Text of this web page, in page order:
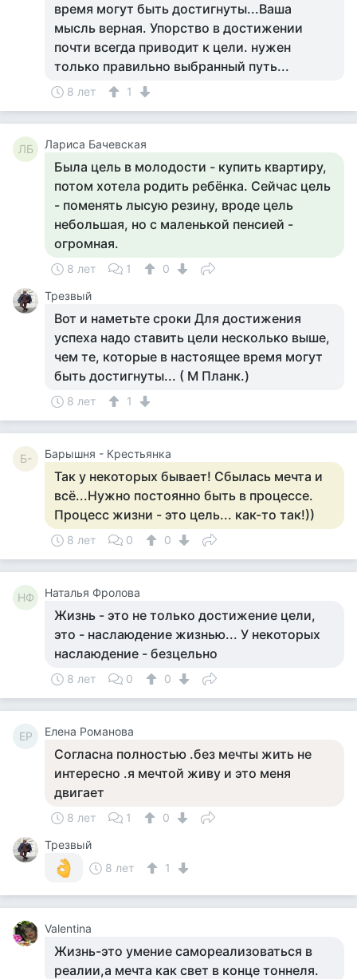
время могут быть достигнуты...Ваша
мысль верная. Упорство в достижении
почти всегда приводит к цели. нужен
только правильно выбранный путь...
8 лет 1
ЛБ Лариса Бачевская
Была цель в молодости - купить квартиру,
потом хотела родить ребёнка. Сейчас цель
- поменять лысую резину, вроде цель
небольшая, но с маленькой пенсией -
огромная.
8 лет 1
0
Трезвый
Вот и наметьте сроки Для достижения
успеха надо ставить цели несколько выше,
чем те, которые в настоящее время могут
быть достигнуты... ( М Планк.)
8 лет 1
Б- Барышня - Крестьянка
Так у некоторых бывает! Сбылась мечта и
всё...Нужно постоянно быть в процессе.
Процесс жизни - это цель... как-то так!))
8 лет 0 0
НФ Наталья Фролова
Жизнь - это не только достижение цели,
это - наслаюдение жизнью... У некоторых
наслаюдение - безцельно
8 лет 0 0
ЕР Елена Романова
Согласна полностью .без мечты жить не
интересно .я мечтой живу и это меня
двигает
8 лет 1
0
Трезвый
8 лет
1
Valentina
Жизнь-это умение самореализоваться в
реалии,а мечта как свет в конце тоннеля.